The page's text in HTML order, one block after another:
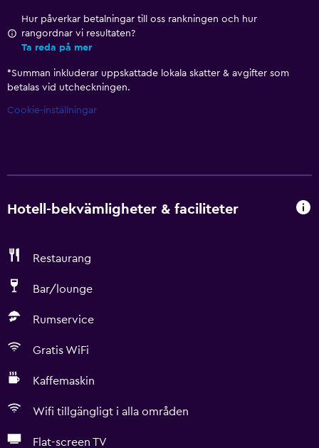
Hur påverkar betalningar till oss rankningen och hur
rangordnar vi resultaten?
Ta reda på mer
*Summan inkluderar uppskattade lokala skatter & avgifter som
betalas vid utcheckningen.
Cookie-inställningar
Hotell-bekvämligheter & faciliteter
Restaurang
Bar/lounge
Rumservice
Gratis WiFi
Kaffemaskin
Wifi tillgängligt i alla områden
Flat-screen TV